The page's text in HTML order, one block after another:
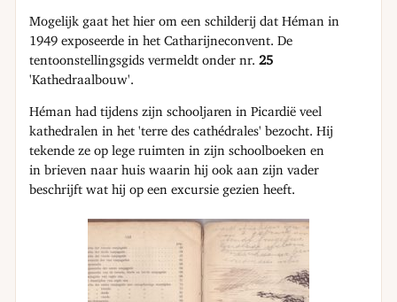
Mogelijk gaat het hier om een schilderij dat Héman in
1949 exposeerde in het Catharijneconvent. De
tentoonstellingsgids vermeldt onder nr.25
'Kathedraalbouw'.
Héman had tijdens zijn schooljaren in Picardië veel
kathedralen in het 'terre des cathédrales' bezocht. Hij
tekende ze op lege ruimten in zijn schoolboeken en
in brieven naar huis waarin hij ook aan zijn vader
beschrijft wat hij op een excursie gezien heeft.